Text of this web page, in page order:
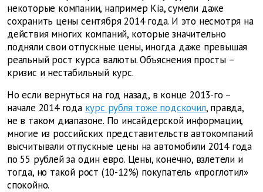
некоторые компании, например Kia, сумели даже
сохранить цены сентября 2014 года. И это несмотря на
действия многих компаний, которые значительно
подняли свои отпускные цены, иногда даже превышая
реальный рост курса валюты. Объяснения просты –
кризис и нестабильный курс.
Но если вернуться на год назад, в конце 2013-го –
начале 2014 года курс рубля тоже подскочил, правда,
не в таком диапазоне. По инсайдерской информации,
многие из российских представительств автокомпаний
высчитывали отпускные цены на автомобили 2014 года
по 55 рублей за один евро. Цены, конечно, взлетели и
тогда, но такой рост (10-12%) покупатель «проглотил»
спокойно.